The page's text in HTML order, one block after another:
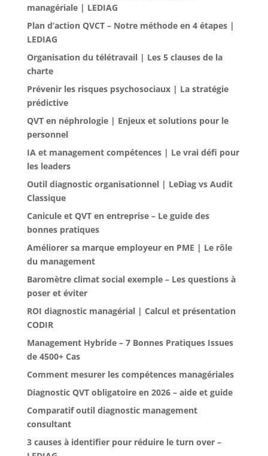
managériale | LEDIAG
Plan d’action QVCT – Notre méthode en 4 étapes |
LEDIAG
Organisation du télétravail | Les 5 clauses de la
charte
Prévenir les risques psychosociaux | La stratégie
prédictive
QVT en néphrologie | Enjeux et solutions pour le
personnel
IA et management compétences | Le vrai défi pour
les leaders
Outil diagnostic organisationnel | LeDiag vs Audit
Classique
Canicule et QVT en entreprise – Le guide des
bonnes pratiques
Améliorer sa marque employeur en PME | Le rôle
du management
Baromètre climat social exemple – Les questions à
poser et éviter
ROI diagnostic managérial | Calcul et présentation
CODIR
Management Hybride – 7 Bonnes Pratiques Issues
de 4500+ Cas
Comment mesurer les compétences managériales
Diagnostic QVT obligatoire en 2026 – aide et guide
Comparatif outil diagnostic management
consultant
3 causes à identifier pour réduire le turn over –